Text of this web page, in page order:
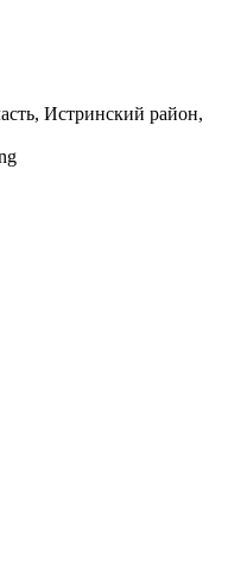
Истринский район,